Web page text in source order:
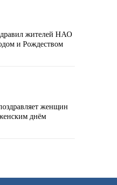
жителей НАО
и Рождеством
женщин
днём